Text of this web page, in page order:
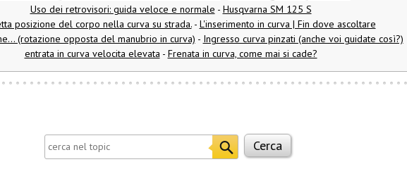
Uso dei retrovisori: guida veloce e normale - Husqvarna SM 125 S
posizione del corpo nella curva su strada.- L'inserimento in curva | Fin dove ascoltare
(rotazione opposta del manubrio in curva) - Ingresso curva pinzati (anche voi guidate così?)
entrata in curva velocita elevata - Frenata in curva, come mai si cade?